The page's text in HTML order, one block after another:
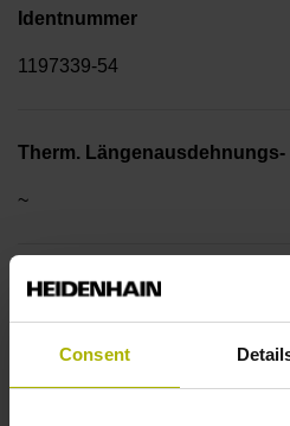
Consent
Identnummer
1197339-54
Therm.
~
Genauigkeitsklasse